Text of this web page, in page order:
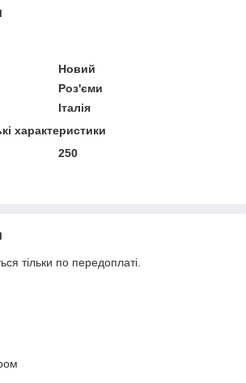
Новий
Роз'єми
Італія
характеристики
250
тільки по передоплаті.